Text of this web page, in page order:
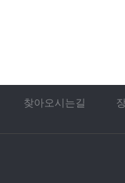
찾아오시는길